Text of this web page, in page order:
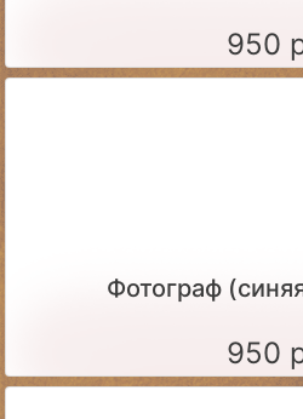
950
Фотограф
950